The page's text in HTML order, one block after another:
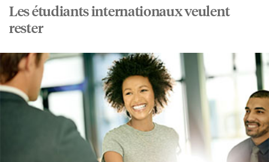
Les étudiants internationaux veulent
rester